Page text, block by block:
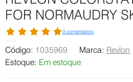
FOR NORMAUDRY
0 comentários
Código: 1035969 Marca: Revlon
Estoque: Em estoque